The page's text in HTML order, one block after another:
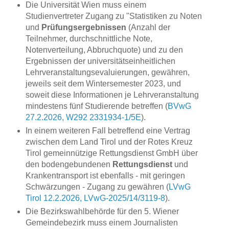
Die Universität Wien muss einem
Studienvertreter Zugang zu "Statistiken zu Noten
und Prüfungsergebnissen (Anzahl der
Teilnehmer, durchschnittliche Note,
Notenverteilung, Abbruchquote) und zu den
Ergebnissen der universitätseinheitlichen
Lehrveranstaltungsevaluierungen, gewähren,
jeweils seit dem Wintersemester 2023, und
soweit diese Informationen je Lehrveranstaltung
mindestens fünf Studierende betreffen (BVwG
27.2.2026, W292 2331934-1/5E).
In einem weiteren Fall betreffend eine Vertrag
zwischen dem Land Tirol und der Rotes Kreuz
Tirol gemeinnützige Rettungsdienst GmbH über
den bodengebundenen Rettungsdienstund
Krankentransport ist ebenfalls - mit geringen
Schwärzungen - Zugang zu gewähren (LVwG
Tirol 12.2.2026, LVwG-2025/14/3119-8).
Die Bezirkswahlbehörde für den 5. Wiener
Gemeindebezirk muss einem Journalisten